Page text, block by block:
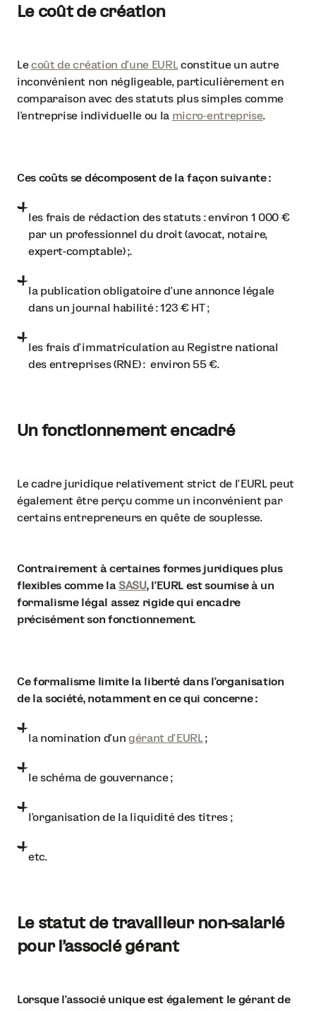
Le coût de création
Lecoût de création d'une EURL constitue un autre
inconvénient non négligeable, particulièrement en
comparaison avec des statuts plus simples comme
l'entreprise individuelle ou la micro-entreprise.
Ces coûts se décomposent de la façon suivante :
les frais de rédaction des statuts : environ 1 000 €
par un professionnel du droit (avocat, notaire,
expert-comptable) ;.
la publication obligatoire d'une annonce légale
dans un journal habilité : 123 € HT ;
les frais d'immatriculation au Registre national
des entreprises (RNE) : environ 55 €.
Un fonctionnement encadré
Le cadre juridique relativement strict de l'EURL peut
également être perçu comme un inconvénient par
certains entrepreneurs en quête de souplesse.
Contrairement à certaines formes juridiques plus
flexibles comme la SASU, l'EURL est soumise à un
formalisme légal assez rigide qui encadre
précisément son fonctionnement.
Ce formalisme limite la liberté dans l'organisation
de la société, notamment en ce qui concerne :
la nomination d'un gérant d'EURL ;
le schéma de gouvernance ;
l'organisation de la liquidité des titres ;
etc.
Le statut de travailleur non-salarié
pour l'associé gérant
Lorsque l'associé unique est également le gérant de